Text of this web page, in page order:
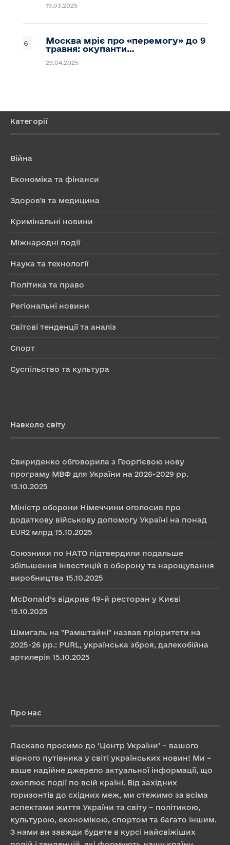
19.03.2025
Москва мріє про «перемогу» до 9
травня: окупанти…
29.04.2025
Категорії
Війна
Економіка та фінанси
Здоров'я та медицина
Кримінальні новини
Міжнародні події
Наука та технології
Політика та право
Регіональні новини
Світові тенденції та аналіз
Спорт
Суспільство та культура
Навколо світу
Свириденко обговорила з Георгієвою нову
програму МВФ для України на 2026-2029 рр.
15.10.2025
Міністр оборони Німеччини оголосив про
додаткову військову допомогу Україні на понад
EUR2 млрд 15.10.2025
Союзники по НАТО підтвердили подальше
збільшення інвестицій в оборону та нарощування
виробництва 15.10.2025
McDonald’s відкрив 49-й ресторан у Києві
15.10.2025
Шмигаль на "Рамштайні" назвав пріоритети на
2025-26 рр.: PURL, українська зброя, далекобійна
артилерія 15.10.2025
Про нас
Ласкаво просимо до ‘Центр України’ – вашого
вірного путівника у світі українських новин! Ми –
ваше надійне джерело актуальної інформації, що
охоплює події по всій країні. Від західних
горизонтів до східних меж, ми стежимо за всіма
аспектами життя України та світу – політикою,
культурою, економікою, спортом та багато іншим.
З нами ви завжди будете в курсі найсвіжіших